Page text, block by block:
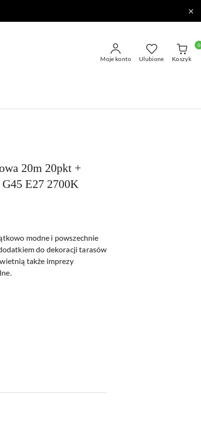
Moje konto Ulubione Koszyk
0
20m 20pkt +
E27 2700K
modne i powszechnie
do dekoracji tarasów
także imprezy